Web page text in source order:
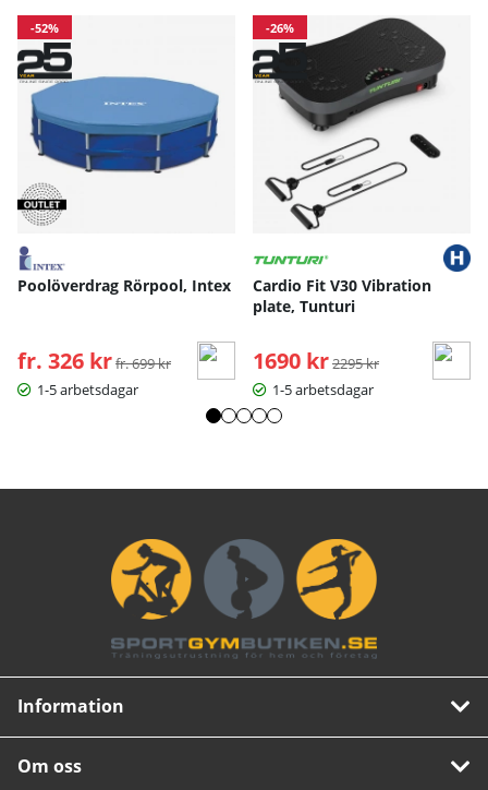
-52%
Poolöverdrag Rörpool, Intex
fr. 326 kr Ordinarie pris:
fr. 699 kr
1-5 arbetsdagar
-26%
Cardio Fit V30 Vibration
plate, Tunturi
1690 kr Ordinarie pris:
2295 kr
1-5 arbetsdagar
Information
Om oss